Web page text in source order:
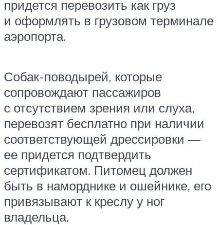
придется перевозить как груз
и оформлять в грузовом терминале
аэропорта.
Собак-поводырей, которые
сопровождают пассажиров
с отсутствием зрения или слуха,
перевозят бесплатно при наличии
соответствующей дрессировки —
ее придется подтвердить
сертификатом. Питомец должен
быть в наморднике и ошейнике, его
привязывают к креслу у ног
владельца.